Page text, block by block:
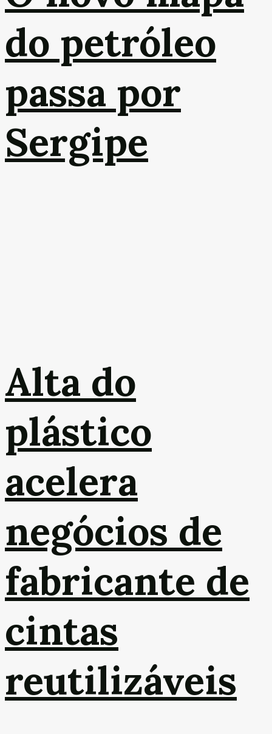
do petróleo
passa por
Sergipe
Alta do
plástico
acelera
negócios de
fabricante de
cintas
reutilizáveis